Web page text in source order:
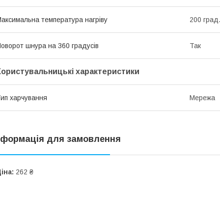
температура нагріву 200 град.
шнура на 360 градусів Так
характеристики
харчування Мережа
для замовлення
262 ₴